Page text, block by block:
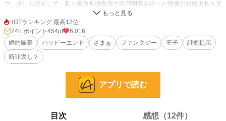
で、少しお話をして、私と魔道具研究所で共同開発を行った映像記録魔道具を見
あら？映像をご覧になってから顔色が悪いですが、大丈夫でしょうか？
もし大丈夫ではなくても止める気はありませんけどね？
小説
1,845 位 / 66,405 件
454 pt
HOTランキング 最高12位
24h.ポイント 454pt
6,016
婚約破棄
ハッピーエンド ざまぁ ファンタジー 王子
証拠提示
断罪返し？
アプリで読む
目次 感想（12件）